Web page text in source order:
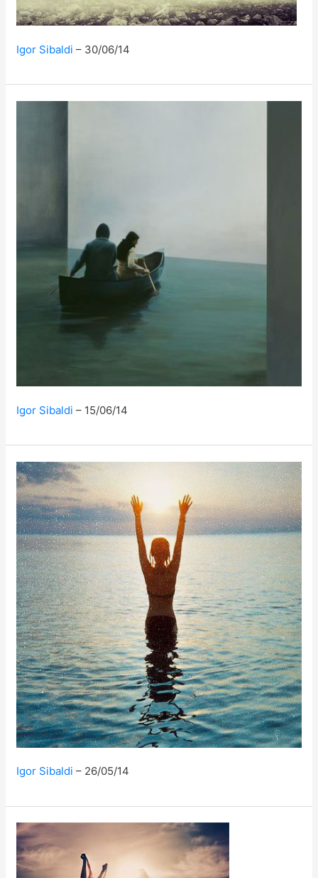
Igor Sibaldi 30/06/14
Igor Sibaldi 15/06/14
Igor Sibaldi 26/05/14